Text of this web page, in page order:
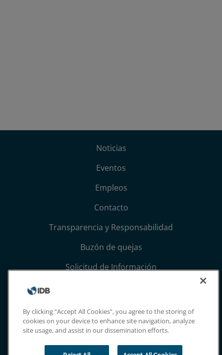
Noticias
Eventos
Empleos
Contacto
Transparencia y Responsabilidad
Buzón de quejas
Solicitud de Información
Términos, condiciones y aviso de privacidad
Extranet
By clicking “Accept All Cookies”, you agree to the storing of
cookies on your device to enhance site navigation, analyze
site usage, and assist in our dissemination efforts.